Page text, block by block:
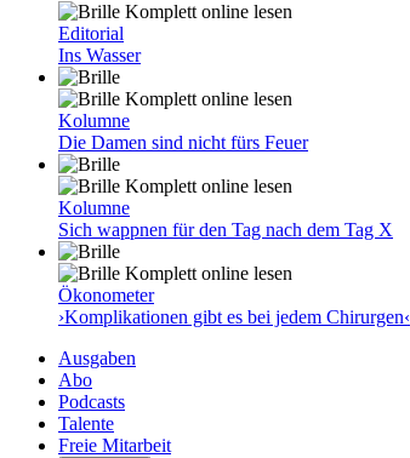
Komplett online lesen
Editorial
Ins Wasser
Komplett online lesen
Kolumne
Die Damen sind nicht fürs Feuer
Komplett online lesen
Kolumne
Sich wappnen für den Tag nach dem Tag X
Komplett online lesen
Ökonometer
›Komplikationen gibt es bei jedem Chirurgen‹
Ausgaben
Abo
Podcasts
Talente
Freie Mitarbeit